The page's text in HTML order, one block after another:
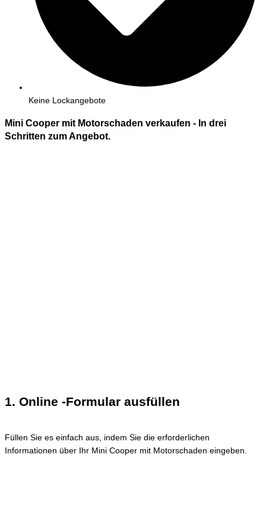
Keine Lockangebote
Mini Cooper mit Motorschaden verkaufen - In drei
Schritten zum Angebot.
1. Online -Formular ausfüllen
Füllen Sie es einfach aus, indem Sie die erforderlichen
Informationen über Ihr Mini Cooper mit Motorschaden eingeben.